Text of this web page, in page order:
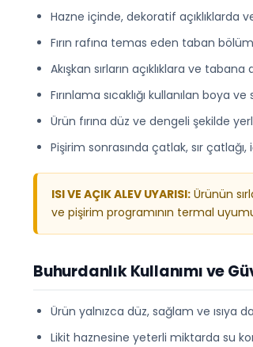
Hazne içinde, dekoratif açıklıklarda
Fırın rafına temas eden taban
Akışkan sırların açıklıklara ve
Fırınlama sıcaklığı kullanılan boya
Ürün fırına düz ve dengeli şekilde
Pişirim sonrasında çatlak, sır
ISI VE AÇIK ALEV UYARISI: Ürünün
ve pişirim programının termal
Buhurdanlık Kullanımı ve
Ürün yalnızca düz, sağlam ve ısıya
Likit haznesine yeterli miktarda su